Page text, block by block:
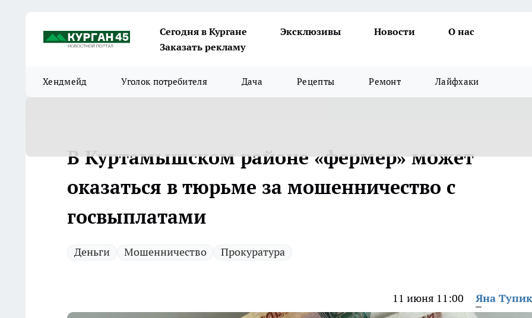
Сегодня в Кургане Эксклюзивы Новости
О нас
Заказать рекламу
Хендмейд Уголок потребителя Дача Рецепты Ремонт Лайфхаки
В Куртамышском районе «фермер» может
оказаться в тюрьме за мошенничество с
госвыплатами
Деньги Мошенничество Прокуратура
11 июня 11:00 Яна